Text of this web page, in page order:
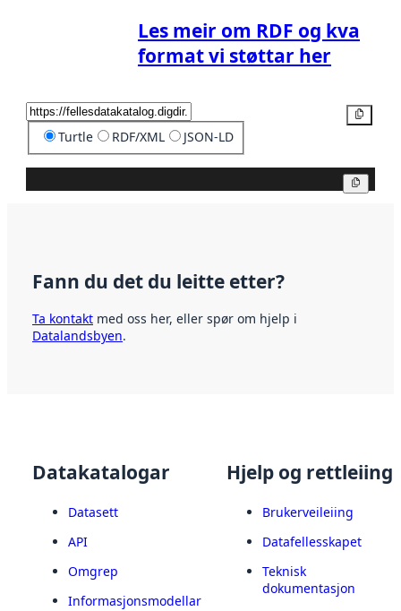
Les meir om RDF og kva
format vi støttar her
Turtle RDF/XML JSON-LD
Fann du det du leitte etter?
Ta kontakt med oss her, eller spør om hjelp i
Datalandsbyen.
Datakatalogar
Datasett
API
Omgrep
Informasjonsmodellar
Hjelp og rettleiing
Brukerveileiing
Datafellesskapet
Teknisk
dokumentasjon